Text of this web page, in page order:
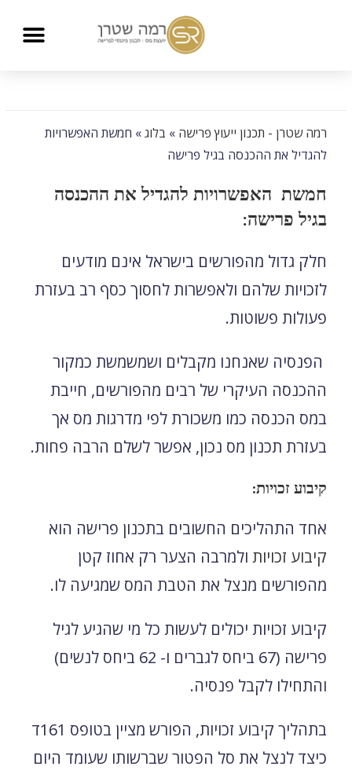
רמה שטרן - תכנון ייעוץ פרישה » בלוג» חמשת האפשרויות
להגדיל את ההכנסה בגיל פרישה
חמשת האפשרויות להגדיל את ההכנסה
בגיל פרישה:
חלק גדול מהפורשים בישראל אינם מודעים
לזכויות שלהם ולאפשרות לחסוך כסף רב בעזרת
פעולות פשוטות.
הפנסיה שאנחנו מקבלים ושמשמשת כמקור
ההכנסה העיקרי של רבים מהפורשים, חייבת
במס הכנסה כמו משכורת לפי מדרגות מס אך
בעזרת תכנון מס נכון, אפשר לשלם הרבה פחות.
קיבוע זכויות:
אחד התהליכים החשובים בתכנון פרישה הוא
קיבוע זכויות ולמרבה הצער רק אחוז קטן
מהפורשים מנצל את הטבת המס שמגיעה לו.
קיבוע זכויות יכולים לעשות כל מי שהגיע לגיל
פרישה (67 ביחס לגברים ו- 62 ביחס לנשים)
והתחילו לקבל פנסיה.
בתהליך קיבוע זכויות, הפורש מציין בטופס 161ד
כיצד לנצל את סל הפטור שברשותו שעומד היום